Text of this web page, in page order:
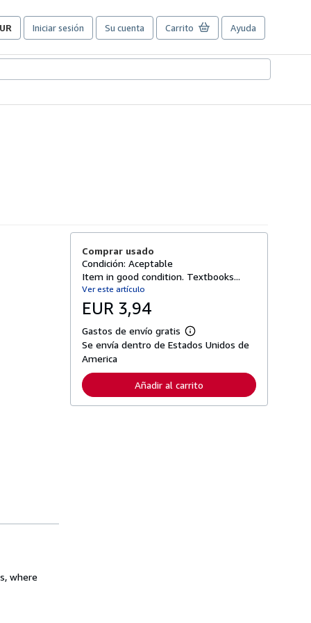
Iniciar sesión Su cuenta Carrito Ayuda
where
Comprar usado
Condición: Aceptable
Item in good condition. Textbooks...
Ver este artículo
EUR 3,94
Gastos de envío gratis
M
á
f
o
r
Se envía dentro de Estados Unidos de
America
Añadir al carrito